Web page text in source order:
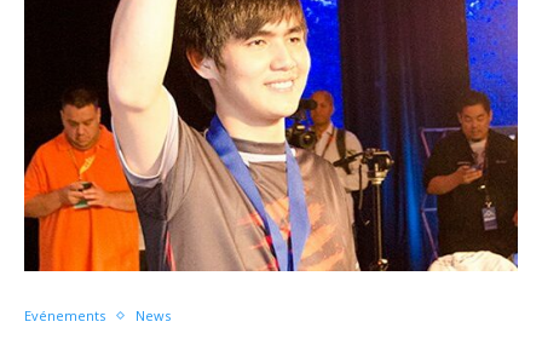
Evénements News